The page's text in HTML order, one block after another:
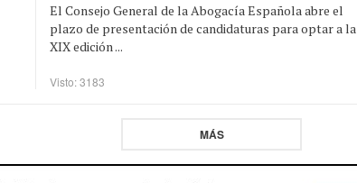
El Consejo General de la Abogacía Española abre el
plazo de presentación de candidaturas para optar a la
XIX edición ...
Visto: 3183
MÁS